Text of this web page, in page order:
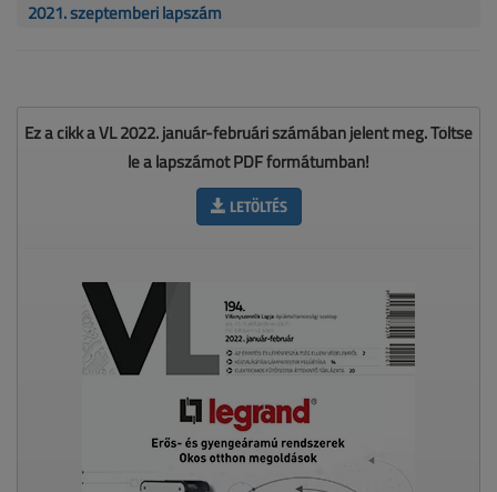
2021. szeptemberi lapszám
Ez a cikk a VL 2022. január-februári számában jelent meg. Töltse
le a lapszámot PDF formátumban!
LETÖLTÉS